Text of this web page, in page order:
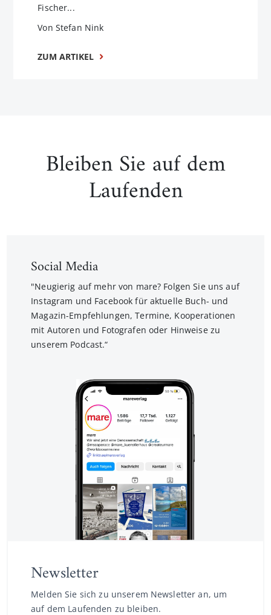
Fischer...
Von Stefan Nink
ZUM ARTIKEL
Bleiben Sie auf dem
Laufenden
Social Media
"Neugierig auf mehr von mare? Folgen Sie uns auf
Instagram und Facebook für aktuelle Buch- und
Magazin-Empfehlungen, Termine, Kooperationen
mit Autoren und Fotografen oder Hinweise zu
unserem Podcast.“
Newsletter
Melden Sie sich zu unserem Newsletter an, um
auf dem Laufenden zu bleiben.